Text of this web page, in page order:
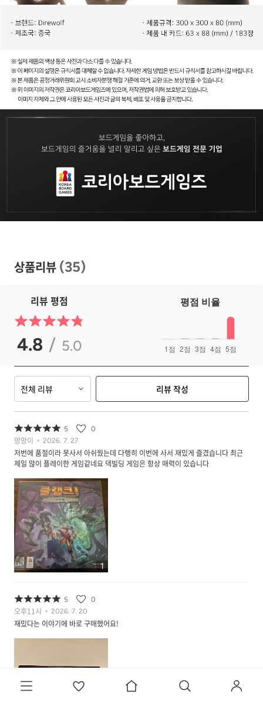
상품리뷰 (35)
리뷰 평점
4.8 / 5.0
전체 리뷰 리뷰 작성
5 0
망망이 2026. 7. 27
저번에 품절이라 못사서 아쉬웠는데 다행히 이번에 사서 재밌게 즐겼습니다 최근
제일 많이 플레이한 게임같네요 덱빌딩 게임은 항상 매력이 있습니다
1
5 0
오후11시 2026. 7. 20
재밌다는 이야기에 바로 구매했어요!